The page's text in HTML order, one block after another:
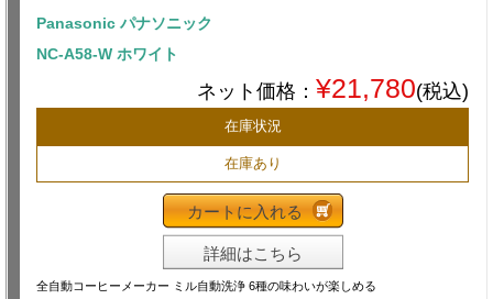
Panasonic パナソニック
NC-A58-W ホワイト
ネット価格： ¥21,780(税込)
在庫状況
在庫あり
カートに入れる
詳細はこちら
全自動コーヒーメーカー ミル自動洗浄 6種の味わいが楽しめる